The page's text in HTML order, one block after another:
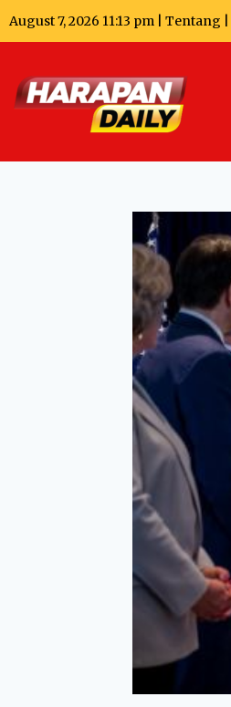
August 7, 2026 11:13 pm | Tentang